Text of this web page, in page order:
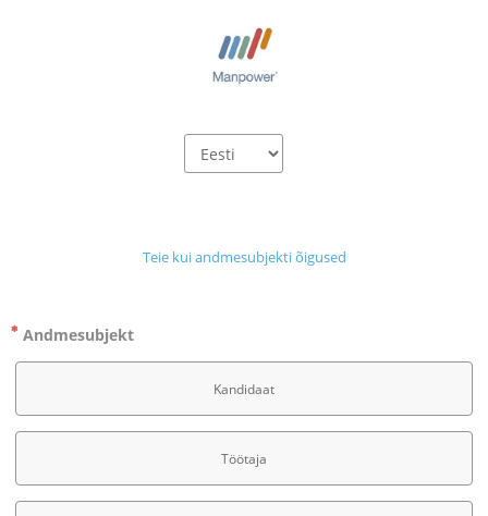
Teie kui andmesubjekti õigused
Andmesubjekt
Kandidaat
Töötaja